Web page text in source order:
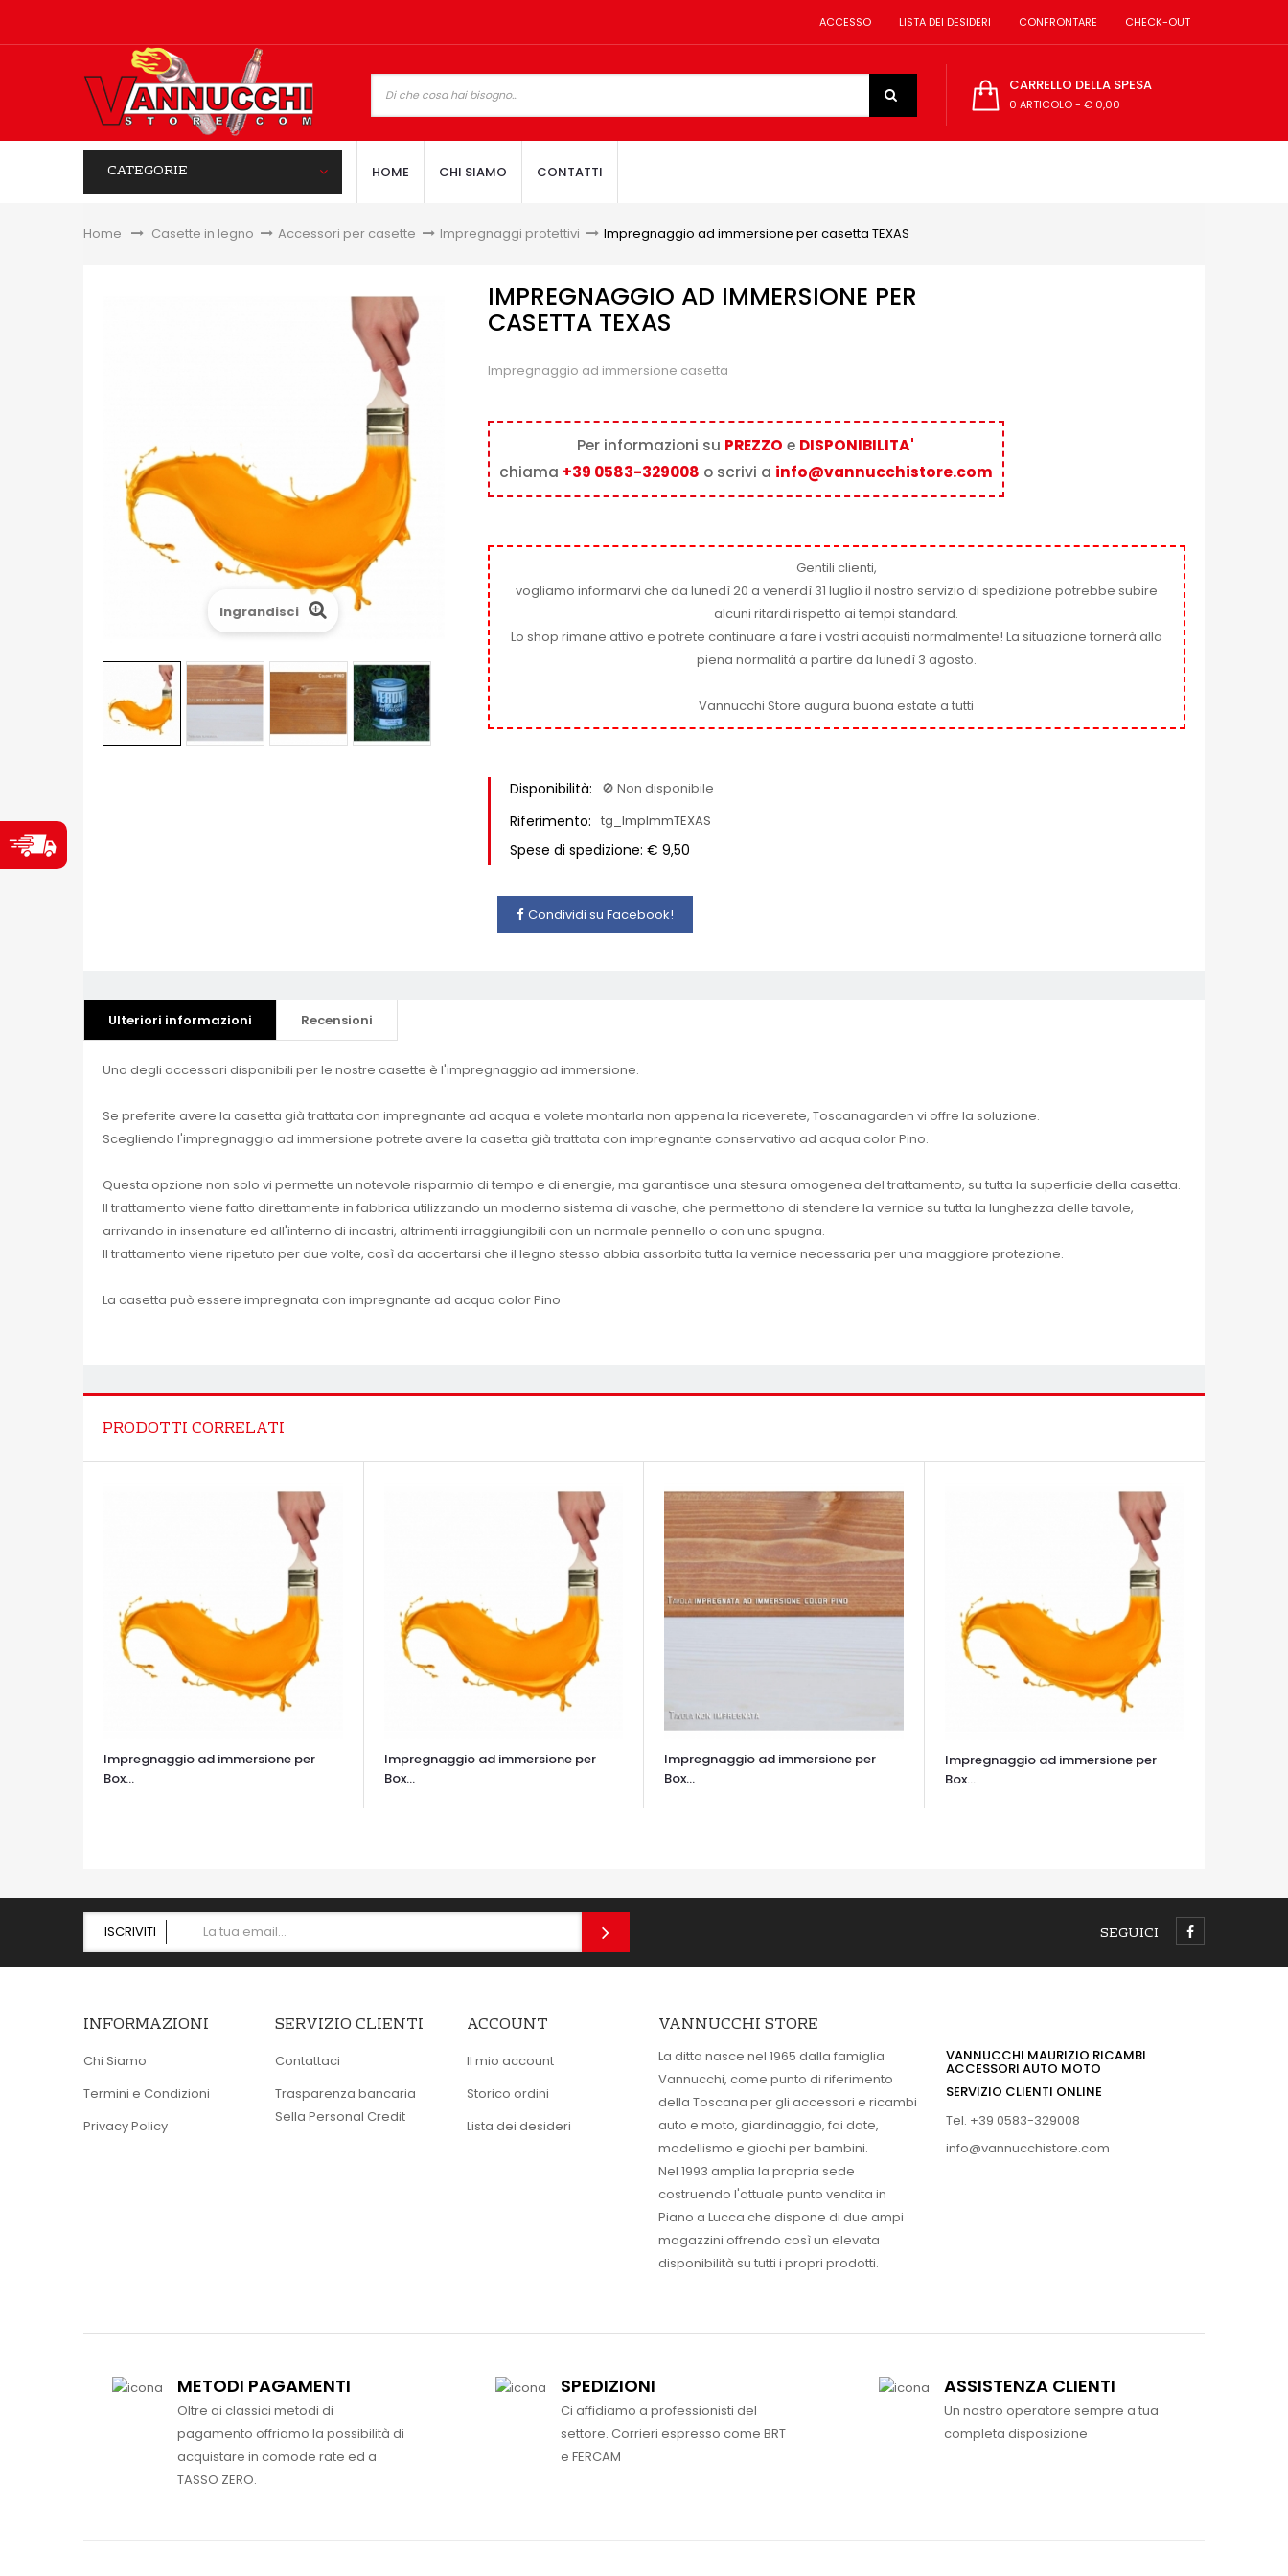
ACCESSO LISTA DEI DESIDERI CONFRONTARE CHECK-OUT
CARRELLO DELLA SPESA
0 ARTICOLO- € 0,00
CATEGORIE HOME CHI SIAMO CONTATTI
Home &gt;Casette in legno > Accessori per casette > Impregnaggi protettivi > Impregnaggio ad immersione per casetta TEXAS
Ingrandisci
IMPREGNAGGIO AD IMMERSIONE PER
CASETTA TEXAS
Impregnaggio ad immersione casetta
Per informazioni su PREZZO e DISPONIBILITA'
chiama +39 0583-329008 o scrivi a info@vannucchistore.com
Gentili clienti,
vogliamo informarvi che da lunedì 20 a venerdì 31 luglio il nostro servizio di spedizione potrebbe subire
alcuni ritardi rispetto ai tempi standard.
Lo shop rimane attivo e potrete continuare a fare i vostri acquisti normalmente! La situazione tornerà alla
piena normalità a partire da lunedì 3 agosto.
Vannucchi Store augura buona estate a tutti
Disponibilità: 🚫​ Non disponibile
Riferimento: tg_ImpImmTEXAS
Spese di spedizione: € 9,50
Condividi su Facebook!
Ulteriori informazioni Recensioni
Uno degli accessori disponibili per le nostre casette è l'impregnaggio ad immersione.
Se preferite avere la casetta già trattata con impregnante ad acqua e volete montarla non appena la riceverete, Toscanagarden vi offre la soluzione.
Scegliendo l'impregnaggio ad immersione potrete avere la casetta già trattata con impregnante conservativo ad acqua color Pino.
Questa opzione non solo vi permette un notevole risparmio di tempo e di energie, ma garantisce una stesura omogenea del trattamento, su tutta la superficie della casetta.
Il trattamento viene fatto direttamente in fabbrica utilizzando un moderno sistema di vasche, che permettono di stendere la vernice su tutta la lunghezza delle tavole,
arrivando in insenature ed all'interno di incastri, altrimenti irraggiungibili con un normale pennello o con una spugna.
Il trattamento viene ripetuto per due volte, così da accertarsi che il legno stesso abbia assorbito tutta la vernice necessaria per una maggiore protezione.
La casetta può essere impregnata con impregnante ad acqua color Pino
PRODOTTI CORRELATI
Impregnaggio ad immersione per
Box...
Impregnaggio ad immersione per
Box...
Impregnaggio ad immersione per
Box...
Impregnaggio ad immersione per
Box...
ISCRIVITI SEGUICI
INFORMAZIONI
Chi Siamo
Termini e Condizioni
Privacy Policy
SERVIZIO CLIENTI
Contattaci
Trasparenza bancaria
Sella Personal Credit
ACCOUNT
Il mio account
Storico ordini
Lista dei desideri
VANNUCCHI STORE
La ditta nasce nel 1965 dalla famiglia
Vannucchi, come punto di riferimento
della Toscana per gli accessori e ricambi
auto e moto, giardinaggio, fai date,
modellismo e giochi per bambini.
Nel 1993 amplia la propria sede
costruendo l'attuale punto vendita in
Piano a Lucca che dispone di due ampi
magazzini offrendo così un elevata
disponibilità su tutti i propri prodotti.
VANNUCCHI MAURIZIO RICAMBI
ACCESSORI AUTO MOTO
SERVIZIO CLIENTI ONLINE
Tel. +39 0583-329008
info@vannucchistore.com
METODI PAGAMENTI
Oltre ai classici metodi di
pagamento offriamo la possibilità di
acquistare in comode rate ed a
TASSO ZERO.
SPEDIZIONI
Ci affidiamo a professionisti del
settore. Corrieri espresso come BRT
e FERCAM
ASSISTENZA CLIENTI
Un nostro operatore sempre a tua
completa disposizione